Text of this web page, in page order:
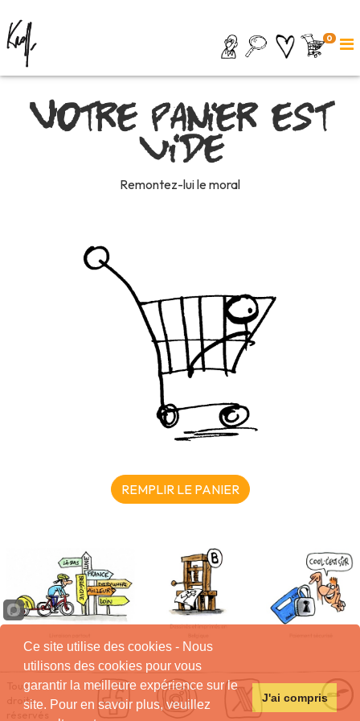
0
Votre panier est
vide
Remontez-lui le moral
REMPLIR LE PANIER
Tous
droits
Ce site utilise des cookies - Nous
utilisons des cookies pour vous
garantir la meilleure expérience sur le
site. Pour en savoir plus, veuillez
J'ai compris